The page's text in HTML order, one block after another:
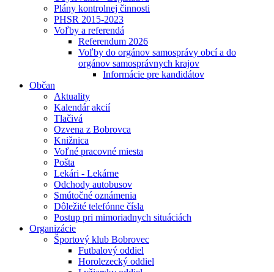
Plány kontrolnej činnosti
PHSR 2015-2023
Voľby a referendá
Referendum 2026
Voľby do orgánov samosprávy obcí a do
orgánov samosprávnych krajov
Informácie pre kandidátov
Občan
Aktuality
Kalendár akcií
Tlačivá
Ozvena z Bobrovca
Knižnica
Voľné pracovné miesta
Pošta
Lekári - Lekárne
Odchody autobusov
Smútočné oznámenia
Dôležité telefónne čísla
Postup pri mimoriadnych situáciách
Organizácie
Športový klub Bobrovec
Futbalový oddiel
Horolezecký oddiel